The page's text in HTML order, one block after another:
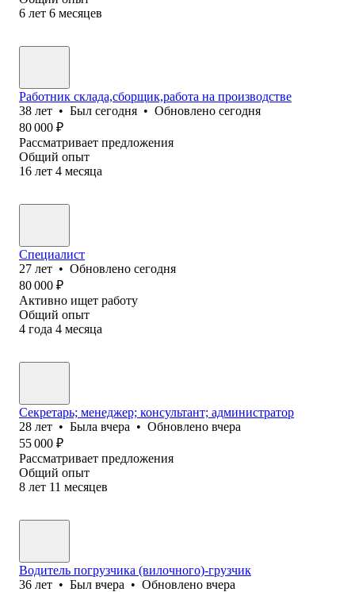
6 лет 6 месяцев
Работник склада,сборщик,работа на производстве
38 лет • Был сегодня • Обновлено сегодня
80 000 ₽
Рассматривает предложения
Общий опыт
16 лет 4 месяца
Специалист
27 лет • Обновлено сегодня
80 000 ₽
Активно ищет работу
Общий опыт
4 года 4 месяца
Секретарь; менеджер; консультант; администратор
28 лет • Была вчера • Обновлено вчера
55 000 ₽
Рассматривает предложения
Общий опыт
8 лет 11 месяцев
Водитель погрузчика (вилочного)-грузчик
36 лет • Был вчера • Обновлено вчера